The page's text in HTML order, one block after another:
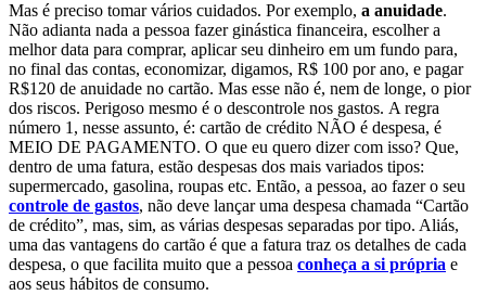
Mas é preciso tomar vários cuidados. Por exemplo, a anuidade.
Não adianta nada a pessoa fazer ginástica financeira, escolher a
melhor data para comprar, aplicar seu dinheiro em um fundo para,
no final das contas, economizar, digamos, R$ 100 por ano, e pagar
R$120 de anuidade no cartão. Mas esse não é, nem de longe, o pior
dos riscos. Perigoso mesmo é o descontrole nos gastos. A regra
número 1, nesse assunto, é: cartão de crédito NÃO é despesa, é
MEIO DE PAGAMENTO. O que eu quero dizer com isso? Que,
dentro de uma fatura, estão despesas dos mais variados tipos:
supermercado, gasolina, roupas etc. Então, a pessoa, ao fazer o seu
controle de gastos, não deve lançar uma despesa chamada “Cartão
de crédito”, mas, sim, as várias despesas separadas por tipo. Aliás,
uma das vantagens do cartão é que a fatura traz os detalhes de cada
despesa, o que facilita muito que a pessoa conheça a si própria e
aos seus hábitos de consumo.